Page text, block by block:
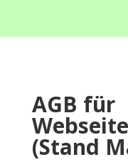
AGB für
(Stand